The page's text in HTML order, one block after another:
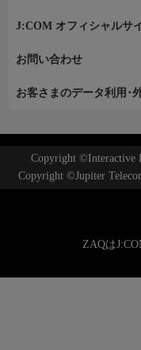
J:COM オフィシャルサ
お問い合わせ
お客さまのデータ利用･
Copyright ©Interactive
Copyright ©Jupiter
ZAQは